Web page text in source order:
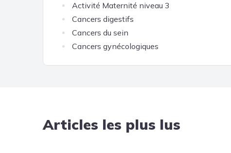
Activité Maternité niveau 3
Cancers digestifs
Cancers du sein
Cancers gynécologiques
Articles les plus lus